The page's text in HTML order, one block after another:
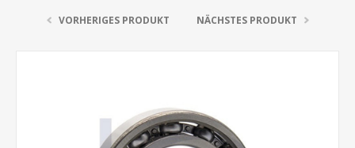
VORHERIGES PRODUKT NÄCHSTES PRODUKT